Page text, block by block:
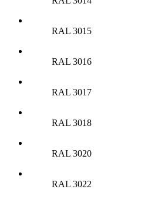
RAL 3015
RAL 3016
RAL 3017
RAL 3018
RAL 3020
RAL 3022